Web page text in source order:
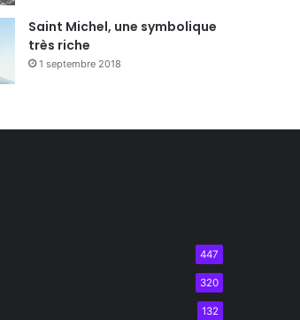
Saint Michel, une symbolique
très riche
1 septembre 2018
447
320
132